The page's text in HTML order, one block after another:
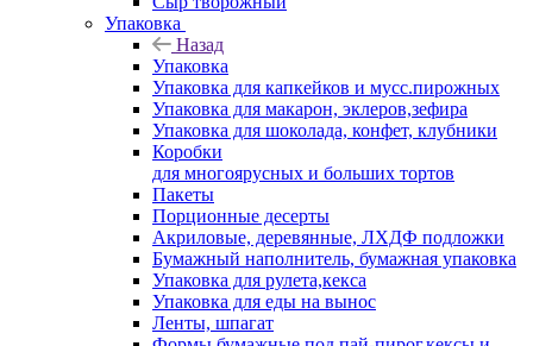
Упаковка
Назад
Упаковка
Упаковка для капкейков и мусс.пирожных
Упаковка для макарон, эклеров,зефира
Упаковка для шоколада, конфет, клубники
Коробки
для многоярусных и больших тортов
Пакеты
Порционные десерты
Акриловые, деревянные, ЛХДФ подложки
Бумажный наполнитель, бумажная упаковка
Упаковка для рулета,кекса
Упаковка для еды на вынос
Ленты, шпагат